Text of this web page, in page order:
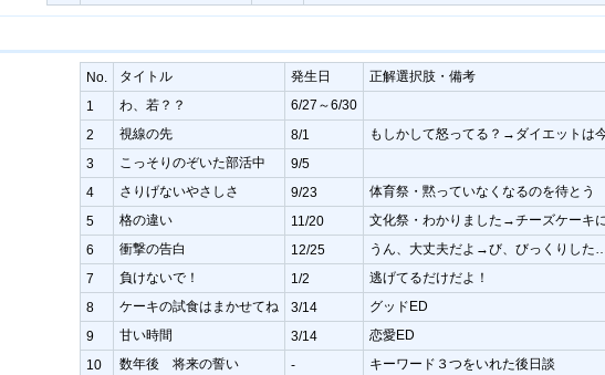
No. タイトル 発生日 正解選択肢・備考
1 わ、若？？ 6/27～6/30
2 視線の先 8/1 もしかして怒ってる？→ダイエットは
3 こっそりのぞいた部活中
9/5
4
さりげないやさしさ 9/23 体育祭・黙っていなくなるのを待とう
5 格の違い 11/20 文化祭・わかりました→チーズケーキ
6 衝撃の告白 12/25 うん、大丈夫だよ→び、びっくりした
7 負けないで！ 1/2 逃げてるだけだよ！
8 ケーキの試食はまかせてね 3/14 グッドED
9 甘い時間 3/14 恋愛ED
10 数年後 将来の誓い - キーワード３つをいれた後日談